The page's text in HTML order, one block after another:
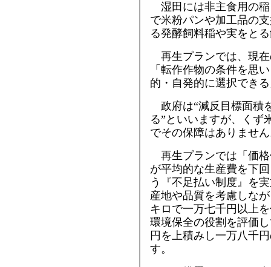
湿田には非主食用の
で米粉パンや加工品の
る発酵飼料稲や実をと
再生プランでは、現
「転作作物の条件を思
的・自発的に選択でき
政府は“減反目標面積
る”といいますが、くず
でその保障はありませ
再生プランでは「価
が平均的な生産費を下
う『不足払い制度』を
産地や品質を考慮しな
キロで一万七千円以上
環境保全の役割を評価
円を上積みし一万八千
す。